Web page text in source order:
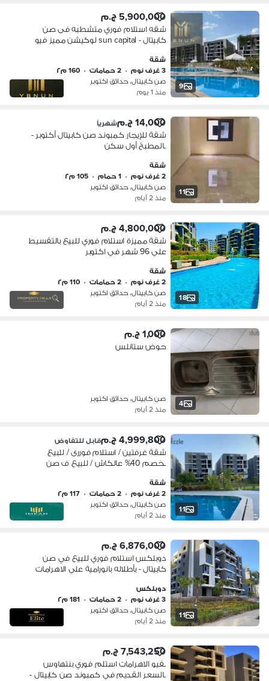
9
5,900,000 ج.م
شقه استلام فوري متشطبه فى صن
كابيتال - sun capital لوكيشن مميز فيو
شقة
3 غرف نوم
• 2 حمامات • 160 م٢
صن كابيتال، حدائق اكتوبر
منذ 1 يوم
11
14,000 ج.م شهرياً
شقة للإيجار كمبوند صن كابيتال أكتوبر -
بالمطبخ أول سكن
شقة
2 غرف نوم
• 1 حمام • 105 م٢
صن كابيتال، حدائق اكتوبر
منذ 2 أيام
18
4,800,000 ج.م
شقة مميزة استلام فوري للبيع بالتقسيط
علي 96 شهر في اكتوبر
شقة
2 غرف نوم
• 2 حمامات • 110 م٢
صن كابيتال، حدائق اكتوبر
منذ 2 أيام
4
1,000 ج.م
حوض ستانلس
صن كابيتال، حدائق اكتوبر
منذ 2 أيام
11
4,999,800 ج.م قابل للتفاوض
شقة غرفتين / استلام فوررى / للبيع
بخصم 40% عالكاش / للبيع ف صن
Capital شقه للبيع في صن كابيتال
شقة
2 غرف نوم
• 2 حمامات • 117 م٢
صن كابيتال، حدائق اكتوبر
منذ 2 أيام
11
6,876,000 ج.م
دوبلكس استلام فوري للبيع في صن
كابيتال - بأطلاله بانورامية علي الاهرامات
دوبلكس
3 غرف نوم
• 2 حمامات • 181 م٢
صن كابيتال، حدائق اكتوبر
منذ 2 أيام
7,543,250 ج.م
بفيو الاهرامات استلم فوري بنتهاوس
بالسعر القديم في كمبوند صن كابيتال -